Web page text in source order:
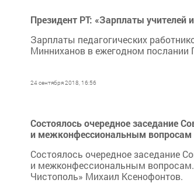
Президент РТ: «Зарплаты учителей
Зарплаты педагогических
Минниханов в ежегодном послании
24 сентября 2018, 16:56
Состоялось очередное заседание
и межконфессиональным вопросам
Состоялось очередное заседание
и межконфессиональным вопросам.
Чистополь» Михаил Ксенофонтов.